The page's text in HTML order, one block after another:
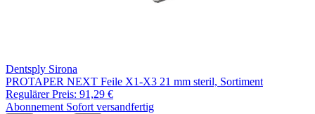
Dentsply Sirona
PROTAPER NEXT Feile X1-X3 21 mm steril, Sortiment
Regulärer Preis: 91,29 €
Abonnement Sofort versandfertig